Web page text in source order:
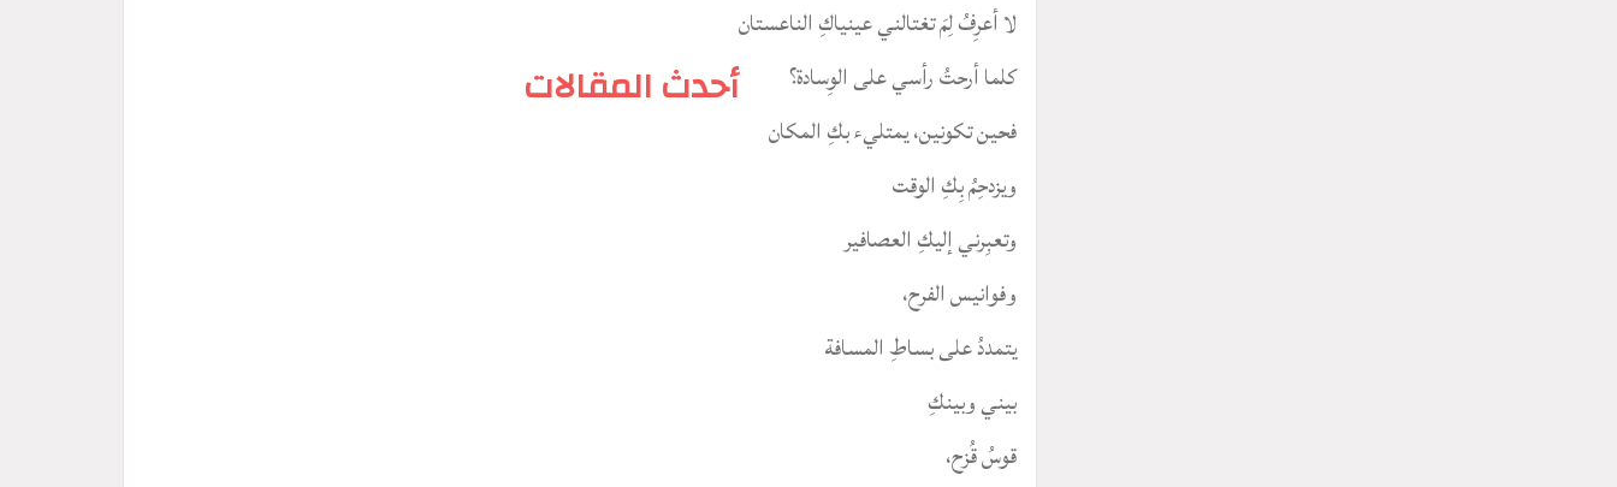
لا أعرِفُ لِمَ تغتالني عينياكِ الناعستان
كلما أرحتُ رأسي على الوِسادة؟
فحين تكونين، يمتليء بكِ المكان
ويزدحِمُ بِكِ الوقت
وتعبِرني إليكِ العصافير
وفوانيس الفرح،
يتمددُ على بساطِ المسافة
بيني وبينكِ
قوسُ قُزح،
أحدث المقالات